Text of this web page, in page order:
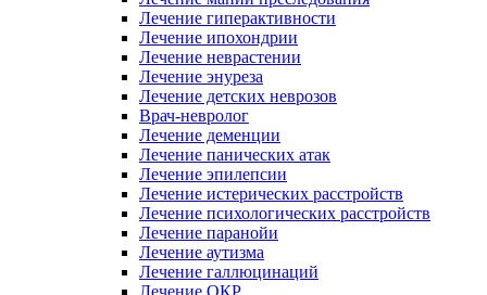
Лечение гиперактивности
Лечение ипохондрии
Лечение неврастении
Лечение энуреза
Лечение детских неврозов
Врач-невролог
Лечение деменции
Лечение панических атак
Лечение эпилепсии
Лечение истерических расстройств
Лечение психологических расстройств
Лечение паранойи
Лечение аутизма
Лечение галлюцинаций
Лечение ОКР